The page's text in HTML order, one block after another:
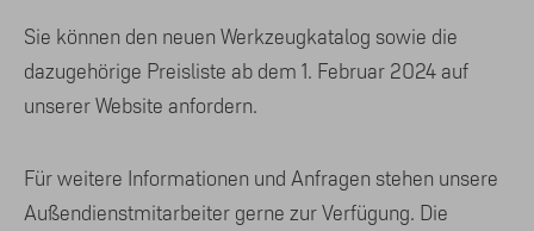
Sie können den neuen Werkzeugkatalog sowie die
dazugehörige Preisliste ab dem 1. Februar 2024 auf
unserer Website anfordern.
Für weitere Informationen und Anfragen stehen unsere
Außendienstmitarbeiter gerne zur Verfügung. Die